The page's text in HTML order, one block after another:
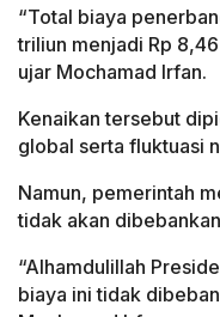
“Total biaya
triliun menjadi Rp
ujar Mochamad Irfan.
Kenaikan tersebut
global serta fluktuasi
Namun, pemerintah
tidak akan
“Alhamdulillah
biaya ini tidak